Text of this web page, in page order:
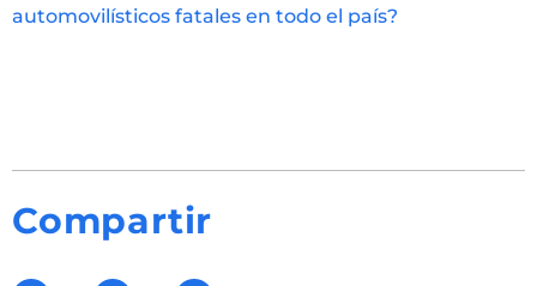
automovilísticos fatales en todo el país?
Compartir